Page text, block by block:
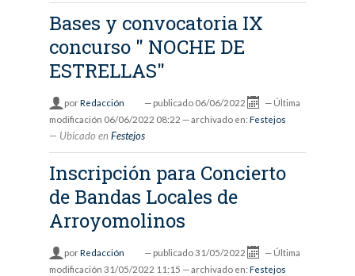
Bases y convocatoria IX
concurso " NOCHE DE
ESTRELLAS"
porRedacción — publicado 06/06/2022 — Última
modificación 06/06/2022 08:22 — archivado en: Festejos
Ubicado en Festejos
Inscripción para Concierto
de Bandas Locales de
Arroyomolinos
porRedacción — publicado31/05/2022 — Última
modificación 31/05/2022 11:15 — archivado en: Festejos